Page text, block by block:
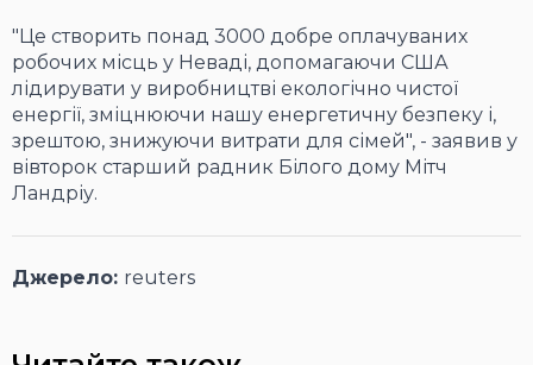
"Це створить понад 3000 добре оплачуваних
робочих місць у Неваді, допомагаючи США
лідирувати у виробництві екологічно чистої
енергії, зміцнюючи нашу енергетичну безпеку і,
зрештою, знижуючи витрати для сімей", - заявив у
вівторок старший радник Білого дому Мітч
Ландріу.
Джерело: reuters